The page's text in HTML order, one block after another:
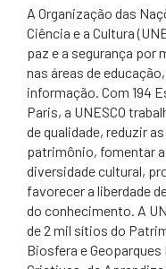
A Organização das
Ciência e a Cultura
paz e a segurança por
nas áreas de
informação. Com 194
Paris, a UNESCO
de qualidade, reduzir
patrimônio, fomentar
diversidade cultural,
favorecer a liberdade
do conhecimento. A
de 2 mil sítios do
Biosfera e Geoparques